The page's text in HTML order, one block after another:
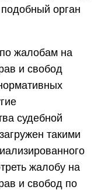
орган
жалобам на
и свобод
судебной
такими
жалобу на
и свобод по